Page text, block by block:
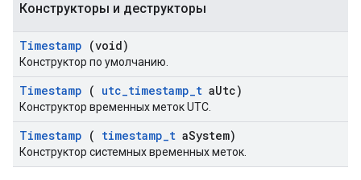
Конструкторы и деструкторы
Timestamp (void)
Конструктор по умолчанию.
Timestamp ( utc_timestamp_t aUtc)
Конструктор временных меток UTC.
Timestamp ( timestamp_t aSystem)
Конструктор системных временных меток.